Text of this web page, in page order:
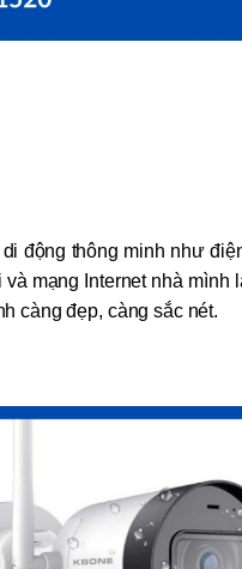
động thông minh như
mạng Internet nhà mình
càng đẹp, càng sắc nét.